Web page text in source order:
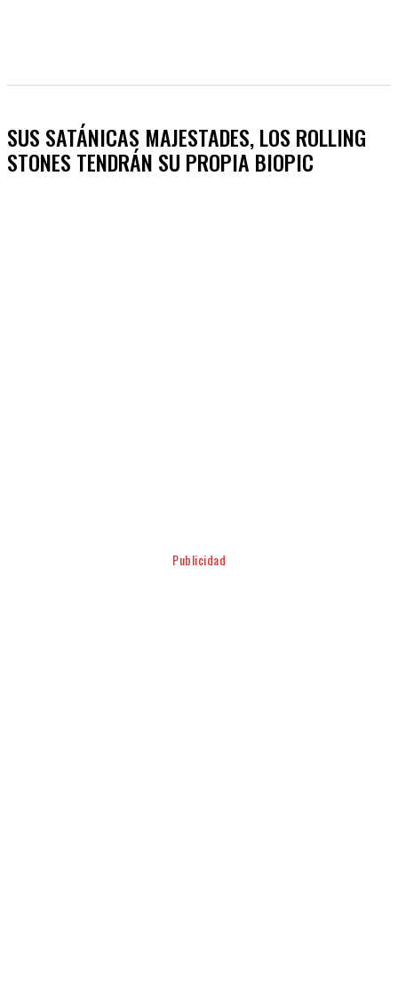
SUS SATÁNICAS MAJESTADES, LOS ROLLING
STONES TENDRÁN SU PROPIA BIOPIC
Publicidad